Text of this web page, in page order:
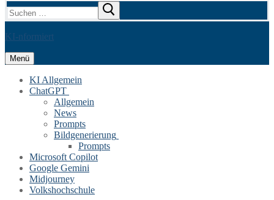
Suchen
nach:
KI-nformiert
Menü
KI Allgemein
ChatGPT
Allgemein
News
Prompts
Bildgenerierung
Prompts
Microsoft Copilot
Google Gemini
Midjourney
Volkshochschule